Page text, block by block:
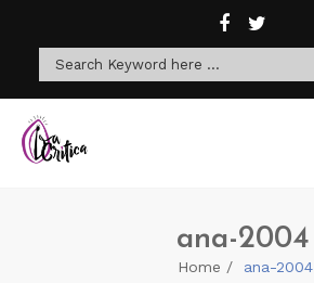
ana-2004
Home ana-2004